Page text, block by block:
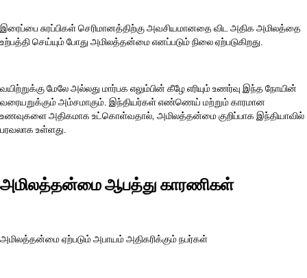
இரைப்பை சுரப்பிகள் செரிமானத்திற்கு அவசியமானதை விட அதிக அமிலத்தை
உற்பத்தி செய்யும் போது அமிலத்தன்மை எனப்படும் நிலை ஏற்படுகிறது.
வயிற்றுக்கு மேலே அல்லது மார்பக எலும்பின் கீழே எரியும் உணர்வு இந்த நோயின்
வரையறுக்கும் அம்சமாகும். இந்தியர்கள் எண்ணெய் மற்றும் காரமான
உணவுகளை அதிகமாக உட்கொள்வதால், அமிலத்தன்மை குறிப்பாக இந்தியாவில்
பரவலாக உள்ளது.
அமிலத்தன்மை ஆபத்து காரணிகள்
அமிலத்தன்மை ஏற்படும் அபாயம் அதிகரிக்கும் நபர்கள்